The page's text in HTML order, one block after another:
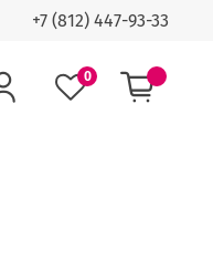
+7 (812) 447-93-33
0